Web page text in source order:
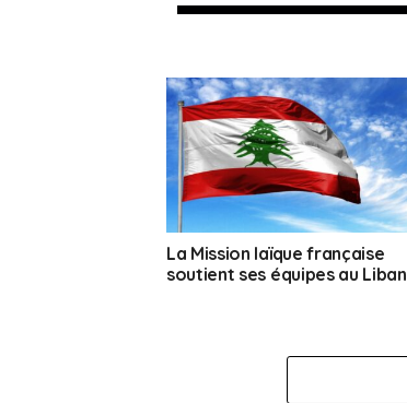
La Mission laïque française
soutient ses équipes au Liban